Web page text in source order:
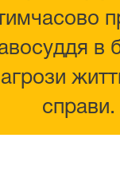
в
справи.